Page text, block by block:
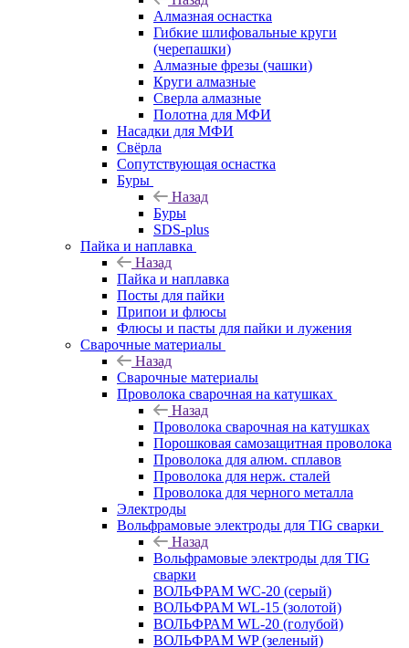
Алмазная оснастка
Гибкие шлифовальные круги
(черепашки)
Алмазные фрезы (чашки)
Круги алмазные
Сверла алмазные
Полотна для МФИ
Насадки для МФИ
Свёрла
Сопутствующая оснастка
Буры
Назад
Буры
SDS-plus
Пайка и наплавка
Назад
Пайка и наплавка
Посты для пайки
Припои и флюсы
Флюсы и пасты для пайки и лужения
Сварочные материалы
Назад
Сварочные материалы
Проволока сварочная на катушках
Назад
Проволока сварочная на катушках
Порошковая самозащитная проволока
Проволока для алюм. сплавов
Проволока для нерж. сталей
Проволока для черного металла
Электроды
Вольфрамовые электроды для TIG сварки
Назад
Вольфрамовые электроды для TIG
сварки
ВОЛЬФРАМ WC-20 (серый)
ВОЛЬФРАМ WL-15 (золотой)
ВОЛЬФРАМ WL-20 (голубой)
ВОЛЬФРАМ WP (зеленый)